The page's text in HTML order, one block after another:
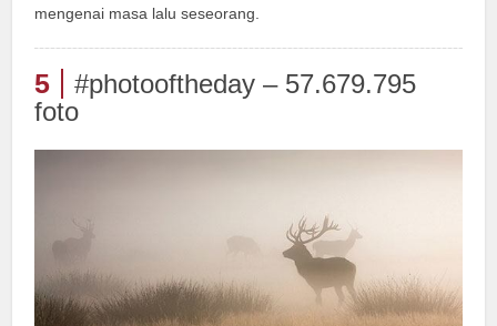
mengenai masa lalu seseorang.
5
#photooftheday – 57.679.795
foto